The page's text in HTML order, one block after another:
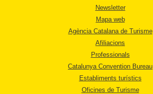
Newsletter
Mapa web
Agència Catalana de Turisme
Afiliacions
Professionals
Catalunya Convention Bureau
Establiments turístics
Oficines de Turisme